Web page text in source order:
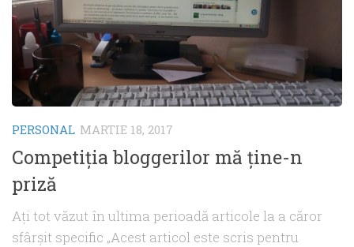
PERSONAL MARTIE 18, 2017
Competiţia bloggerilor mă ţine-n
priză
Aţi tot văzut în ultima perioadă articole la a căror
sfârşit specific „Acest articol este scris pentru